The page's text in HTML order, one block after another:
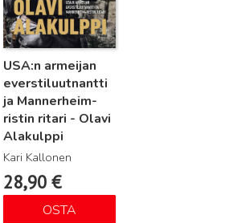
USA:n armeijan
everstiluutnantti
ja Mannerheim-
ristin ritari - Olavi
Alakulppi
Kari Kallonen
28,90 €
OSTA